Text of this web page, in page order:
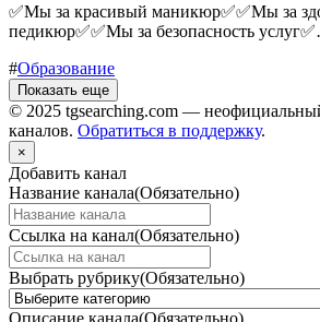
✅Мы за красивый маникюр✅✅Мы за
педикюр✅✅Мы за безопасность
#Образование
Показать еще
© 2025 tgsearching.com —
каналов. Обратиться в поддержку.
×
Добавить канал
Название канала(Обязательно)
Ссылка на канал(Обязательно)
Выбрать рубрику(Обязательно)
Описание канала(Обязательно)